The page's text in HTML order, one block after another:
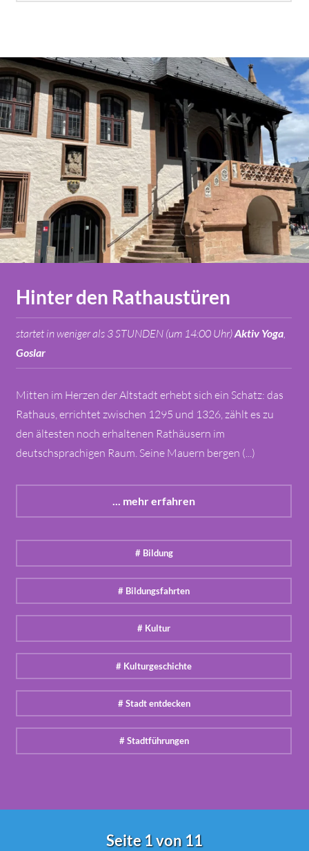
Hinter den Rathaustüren
startet in weniger als 3 STUNDEN (um 14:00 Uhr)Aktiv Yoga,
Goslar
Mitten im Herzen der Altstadt erhebt sich ein Schatz: das
Rathaus, errichtet zwischen 1295 und 1326, zählt es zu
den ältesten noch erhaltenen Rathäusern im
deutschsprachigen Raum. Seine Mauern bergen (...)
... mehr erfahren
# Bildung
# Bildungsfahrten
# Kultur
# Kulturgeschichte
# Stadt entdecken
# Stadtführungen
Seite 1 von 11